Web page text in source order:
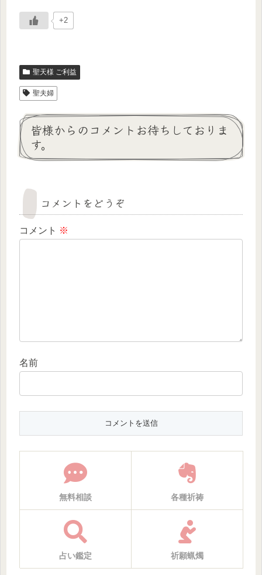
+2
聖天様 ご利益
聖夫婦
皆様からのコメントお待ちしておりま
す。
コメントをどうぞ
コメント ※
名前
無料相談 各種祈祷
占い鑑定 祈願蝋燭